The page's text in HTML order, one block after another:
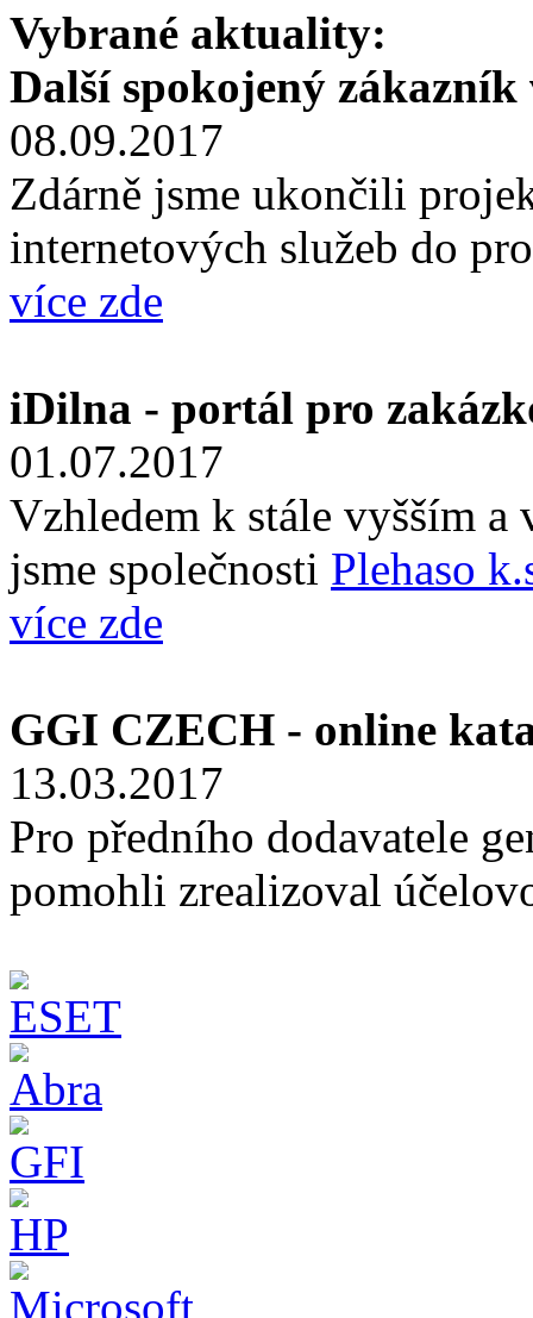
Vybrané aktuality:
Další spokojený zákazník
08.09.2017
Zdárně jsme ukončili
internetových služeb do
více zde
iDilna - portál pro
01.07.2017
Vzhledem k stále vyšším a
jsme společnosti Plehaso
více zde
GGI CZECH - online
13.03.2017
Pro předního dodavatele
pomohli zrealizoval